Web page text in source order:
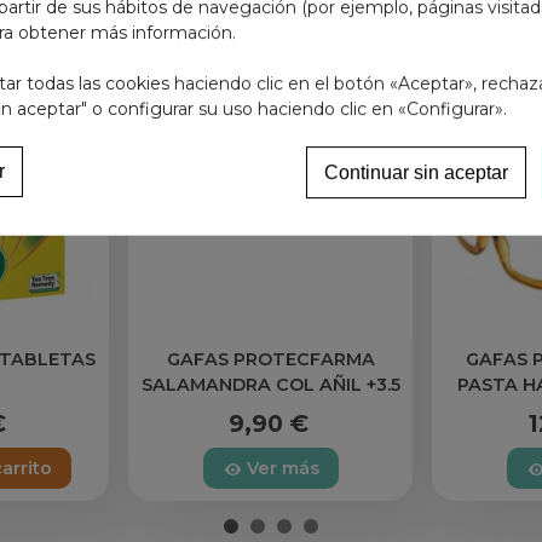
GAFAS PROTECFARMA
SALAMANDRA COL AÑIL +3.5
9,90 €
Ver más
GAFAS
PASTA
de sus hábitos de navegación (por ejemplo, páginas
obtener más información.
todas las cookies haciendo clic en el botón «Aceptar»,
aceptar" o configurar su uso haciendo clic en «Configurar».
Continuar sin aceptar